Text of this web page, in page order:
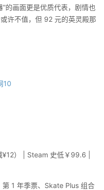
的画面更是优质代表，剧情也
许不值，但 92 元的英灵殿那
） | Steam 史低￥99.6 |
第 1 年季票、Skate Plus 组合